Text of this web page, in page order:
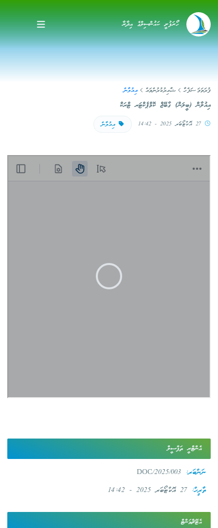
ހޯރަފުށީ ކައުންސިލްގެ އިދާރާ
ފުރަތަމަ ސަފްހާ ޝާއިރުކުރުންތައް އިއުލާން
އިއުލާން (ބީލަން) ގާބޭޖް ކޮމްޕެކްޓަރ ޓްރަކް
27 އޮކްޓޯބަރ 2025 - 14:42 އިއުލާން
އެންޓްރީ ތަފްސީލް
ނަންބަރ:
ތާރީހް: 27 އޮކްޓޯބަރ 2025 - 14:42
އެޓޭޗްމަންޓް